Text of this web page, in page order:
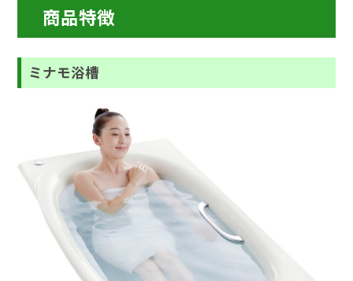
商品特徴
ミナモ浴槽